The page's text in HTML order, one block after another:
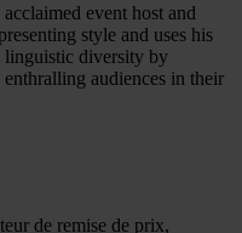
event host and
style and uses his
linguistic diversity by
audiences in their
de remise de prix,